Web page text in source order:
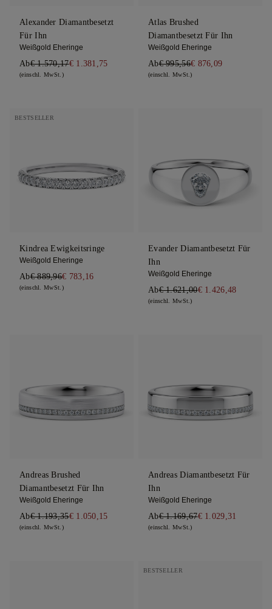
Alexander Diamantbesetzt
Für Ihn
Weißgold Eheringe
Ab€ 1.570,17€ 1.381,75
(einschl. MwSt.)
Atlas Brushed
Diamantbesetzt Für Ihn
Weißgold Eheringe
Ab€ 995,56€ 876,09
(einschl. MwSt.)
BESTSELLER
Kindrea Ewigkeitsringe
Weißgold Eheringe
Ab€ 889,96€ 783,16
(einschl. MwSt.)
Evander Diamantbesetzt Für
Ihn
Weißgold Eheringe
Ab€ 1.621,00€ 1.426,48
(einschl. MwSt.)
Andreas Brushed
Diamantbesetzt Für Ihn
Weißgold Eheringe
Ab€ 1.193,35€ 1.050,15
(einschl. MwSt.)
Andreas Diamantbesetzt Für
Ihn
Weißgold Eheringe
Ab€ 1.169,67€ 1.029,31
(einschl. MwSt.)
BESTSELLER